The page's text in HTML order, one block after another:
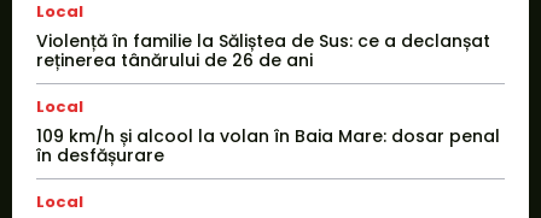
Local
Violență în familie la Săliștea de Sus: ce a declanșat
reținerea tânărului de 26 de ani
Local
109 km/h și alcool la volan în Baia Mare: dosar penal
în desfășurare
Local